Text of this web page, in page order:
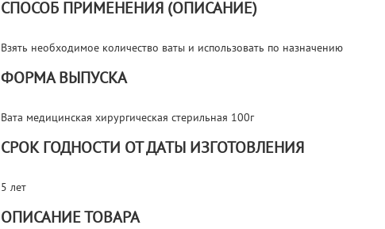
СПОСОБ ПРИМЕНЕНИЯ (ОПИСАНИЕ)
Взять необходимое количество ваты и использовать по назначению
ФОРМА ВЫПУСКА
Вата медицинская хирургическая стерильная 100г
СРОК ГОДНОСТИ ОТ ДАТЫ ИЗГОТОВЛЕНИЯ
5 лет
ОПИСАНИЕ ТОВАРА